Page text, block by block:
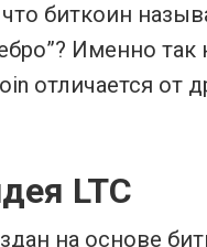
биткоин
Именно
отличается от
LTC
на основе